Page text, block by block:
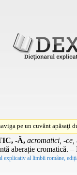
pe un cuvânt apăsaţi
-Ă, acromatici, -ce,
aberație cromatică. –
explicativ al limbii române,